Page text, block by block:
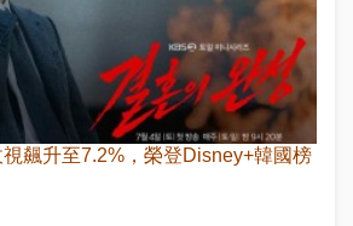
飆升至7.2%，榮登Disney+韓國榜